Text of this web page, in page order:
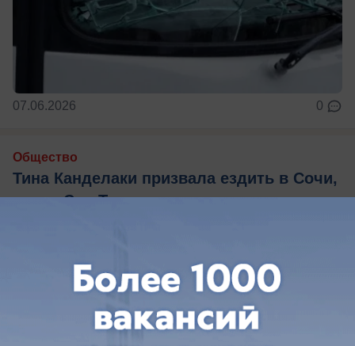
07.06.2026 0
Общество
Тина Канделаки призвала ездить в Сочи,
а не в Сен-Тропе